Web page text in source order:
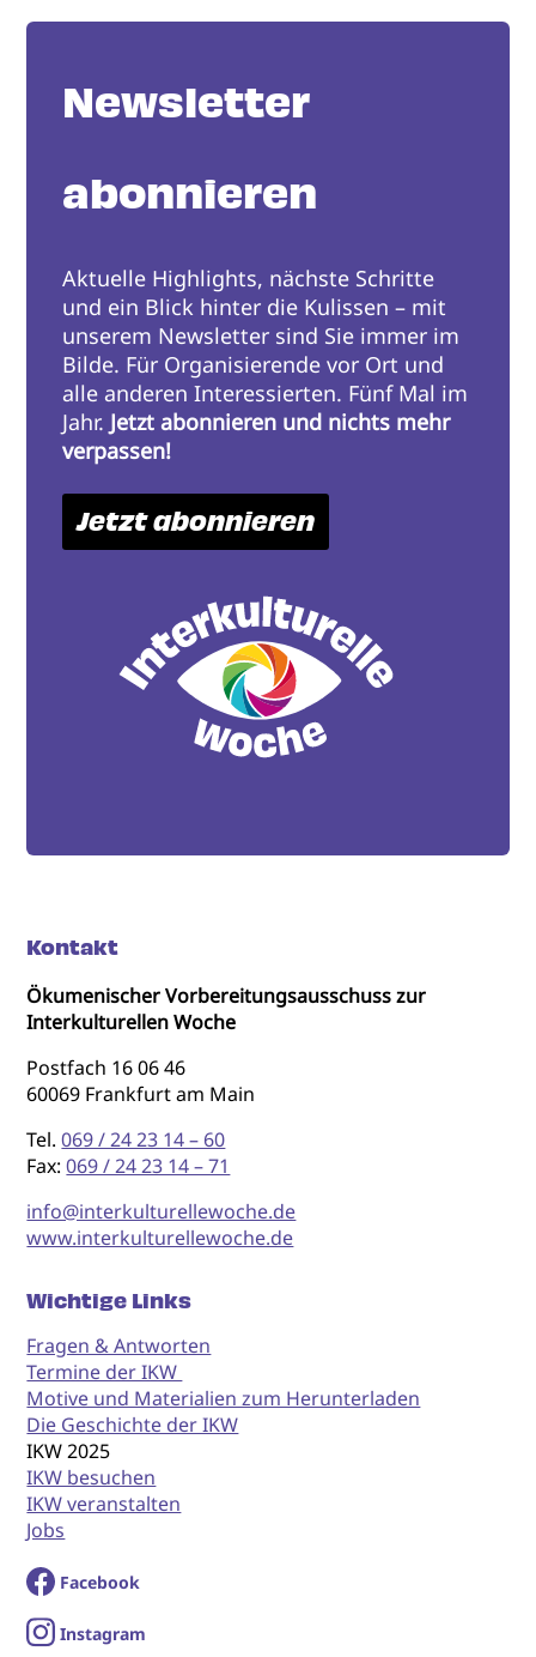
Newsletter
abonnieren
Aktuelle Highlights, nächste Schritte
und ein Blick hinter die Kulissen – mit
unserem Newsletter sind Sie immer im
Bilde. Für Organisierende vor Ort und
alle anderen Interessierten. Fünf Mal im
Jahr. Jetzt abonnieren und nichts mehr
verpassen!
Jetzt abonnieren
Kontakt
Ökumenischer Vorbereitungsausschuss zur
Interkulturellen Woche
Postfach 16 06 46
60069 Frankfurt am Main
Tel.069 / 24 23 14 – 60
Fax:069 / 24 23 14 – 71
info@interkulturellewoche.de
www.interkulturellewoche.de
Wichtige Links
Fragen & Antworten
Termine der IKW
Motive und Materialien zum Herunterladen
Die Geschichte der IKW
IKW 2025
IKW besuchen
IKW veranstalten
Jobs
Facebook
Instagram